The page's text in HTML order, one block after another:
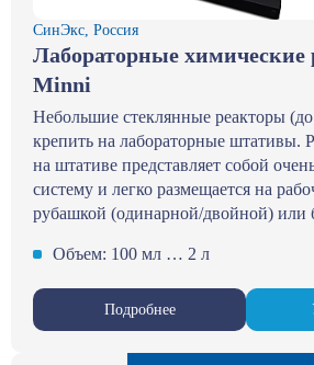
СинЭкс, Россия
Лабораторные химические
Minni
Небольшие стеклянные реакторы
крепить на лабораторные штативы.
на штативе представляет собой
систему и легко размещается на
рубашкой (одинарной/двойной) или
Объем: 100 мл … 2 л
Подробнее